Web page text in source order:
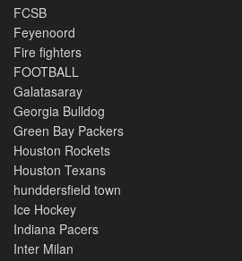
FCSB
Feyenoord
Fire fighters
FOOTBALL
Galatasaray
Georgia Bulldog
Green Bay Packers
Houston Rockets
Houston Texans
hunddersfield town
Ice Hockey
Indiana Pacers
Inter Milan